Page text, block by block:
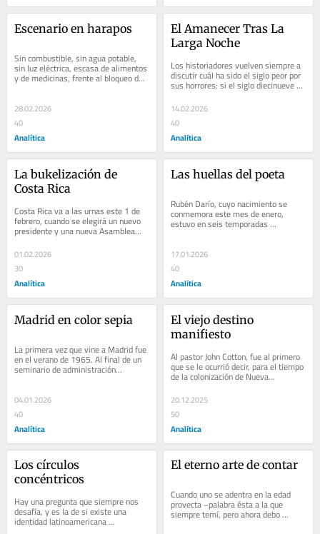
Escenario en harapos
Sin combustible, sin agua potable,
sin luz eléctrica, escasa de alimentos
y de medicinas, frente al bloqueo del
petróleo impuesto…
28.02.2026
40
Analítica
El Amanecer Tras La
Larga Noche
Los historiadores vuelven siempre a
discutir cuál ha sido el siglo peor por
sus horrores: si el siglo diecinueve
14.02.2026
40
Analítica
La bukelización de
Costa Rica
Costa Rica va a las urnas este 1 de
febrero, cuando se elegirá un nuevo
presidente y una nueva Asamblea…
01.02.2026
30
Analítica
Las huellas del poeta
Rubén Darío, cuyo nacimiento se
conmemora este mes de enero,
estuvo en seis temporadas
diferentes en Madrid, y sus huellas…
17.01.2026
40
Analítica
Madrid en color sepia
La primera vez que vine a Madrid fue
en el verano de 1965. Al final de un
seminario de administración…
04.01.2026
40
Analítica
El viejo destino
manifiesto
Al pastor John Cotton, fue al primero
que se le ocurrió decir, para el tiempo
de la colonización de Nueva…
20.12.2025
50
Analítica
Los círculos
concéntricos
Hay una pregunta que siempre nos
desafía, y es la de si existe una
identidad latinoamericana
El eterno arte de contar
Cuando uno se adentra en la edad
provecta −palabra ésta a la que
siempre temí, pero ahora debo
afrontar− debe…